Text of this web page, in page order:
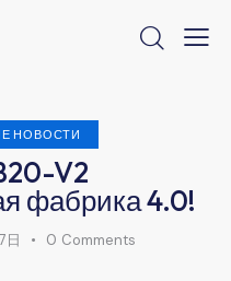
НОВОСТИ
V2
фабрика 4.0!
日 0 Comments